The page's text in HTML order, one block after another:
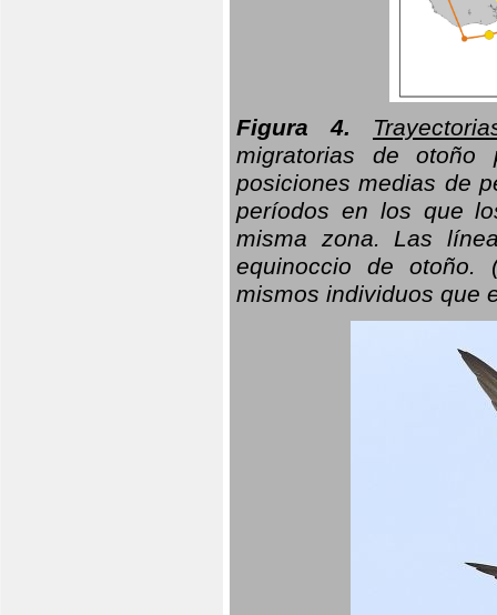
Figura 4.
migratorias de otoño
posiciones medias de
períodos en los que
misma zona. Las
equinoccio de otoño.
mismos individuos que